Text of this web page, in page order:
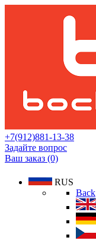
+7(912)881-13-38
Задайте вопрос
Ваш заказ (0)
RUS
Back